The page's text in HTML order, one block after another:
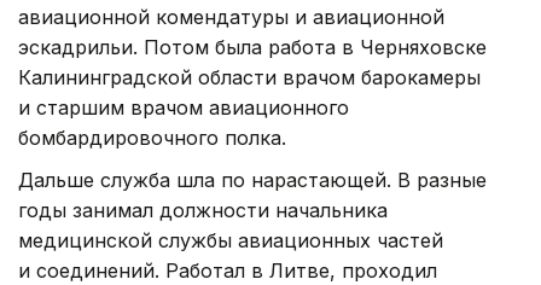
авиационной комендатуры и авиационной
эскадрильи. Потом была работа в Черняховске
Калининградской области врачом барокамеры
и старшим врачом авиационного
бомбардировочного полка.
Дальше служба шла по нарастающей. В разные
годы занимал должности начальника
медицинской службы авиационных частей
и соединений. Работал в Литве, проходил